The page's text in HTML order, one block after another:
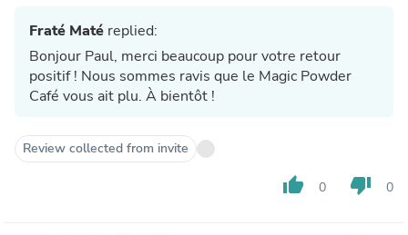
Fraté Maté replied:
Bonjour Paul, merci beaucoup pour votre retour
positif ! Nous sommes ravis que le Magic Powder
Café vous ait plu. À bientôt !
Review collected from invite
thumb_up 0 thumb_down 0